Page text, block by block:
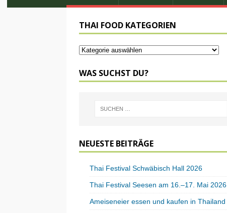
THAI FOOD KATEGORIEN
WAS SUCHST DU?
NEUESTE BEITRÄGE
Thai Festival Schwäbisch Hall 2026
Thai Festival Seesen am 16.–17. Mai 2026
Ameiseneier essen und kaufen in Thailand